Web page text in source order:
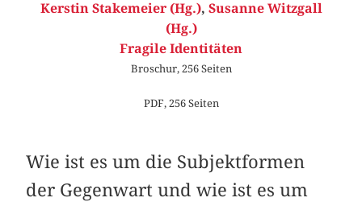
Kerstin Stakemeier (Hg.), Susanne Witzgall
(Hg.)
Fragile Identitäten
Broschur, 256 Seiten
PDF, 256 Seiten
Wie ist es um die Subjektformen
der Gegenwart und wie ist es um